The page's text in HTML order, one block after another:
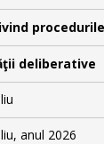
deliberative
anul 2026